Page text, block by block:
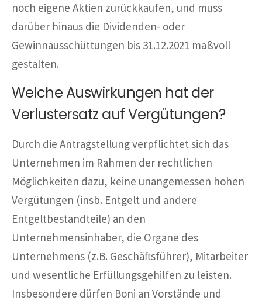
noch eigene Aktien zurückkaufen, und muss
darüber hinaus die Dividenden- oder
Gewinnausschüttungen bis 31.12.2021 maßvoll
gestalten.
Welche Auswirkungen hat der
Verlustersatz auf Vergütungen?
Durch die Antragstellung verpflichtet sich das
Unternehmen im Rahmen der rechtlichen
Möglichkeiten dazu, keine unangemessen hohen
Vergütungen (insb. Entgelt und andere
Entgeltbestandteile) an den
Unternehmensinhaber, die Organe des
Unternehmens (z.B. Geschäftsführer), Mitarbeiter
und wesentliche Erfüllungsgehilfen zu leisten.
Insbesondere dürfen Boni an Vorstände und